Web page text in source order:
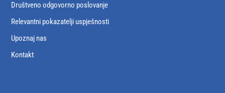
Društveno odgovorno poslovanje
Relevantni pokazatelji uspješnosti
Upoznaj nas
Kontakt